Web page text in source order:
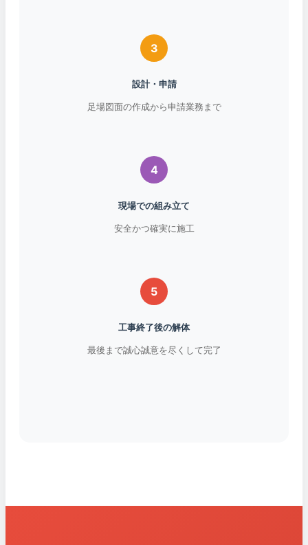
3
設計・申請
足場図面の作成から申請業務まで
4
現場での組み立て
安全かつ確実に施工
5
工事終了後の解体
最後まで誠心誠意を尽くして完了